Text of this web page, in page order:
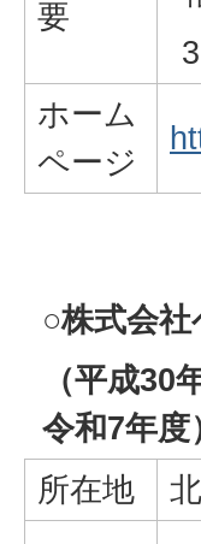
要
ホーム
ページ
○株式会社
（平成30
令和7年度
所在地